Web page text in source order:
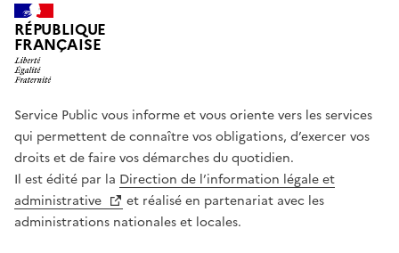
RÉPUBLIQUE
FRANÇAISE
Service Public vous informe et vous oriente vers les services
qui permettent de connaître vos obligations, d’exercer vos
droits et de faire vos démarches du quotidien.
Il est édité par la Direction de l’information légale et
administrative
et réalisé en partenariat avec les
administrations nationales et locales.